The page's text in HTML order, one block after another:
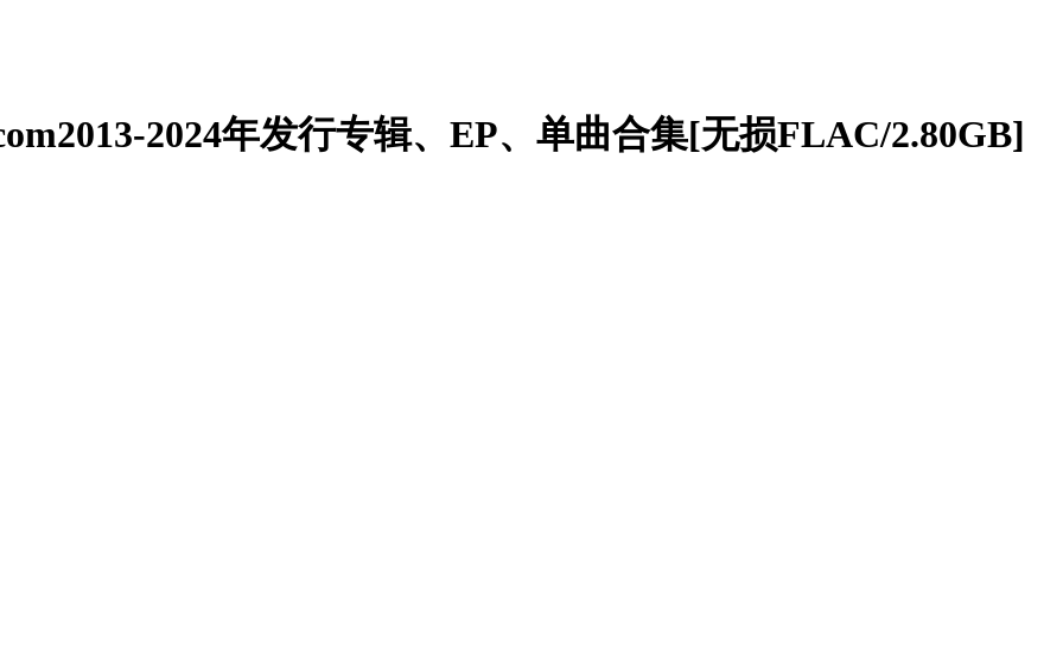
2024年发行专辑、EP、单曲合集[无损FLAC/2.80GB]